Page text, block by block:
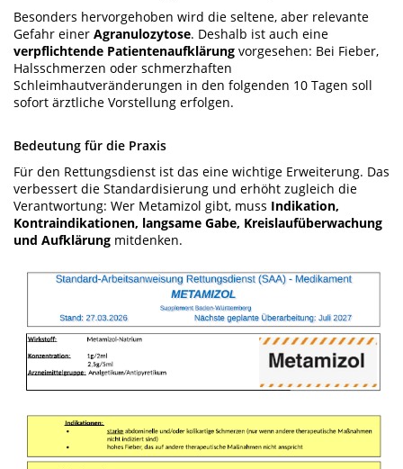
Besonders hervorgehoben wird die seltene, aber relevante
Gefahr einer Agranulozytose. Deshalb ist auch eine
verpflichtende Patientenaufklärung vorgesehen: Bei Fieber,
Halsschmerzen oder schmerzhaften
Schleimhautveränderungen in den folgenden 10 Tagen soll
sofort ärztliche Vorstellung erfolgen.
Bedeutung für die Praxis
Für den Rettungsdienst ist das eine wichtige Erweiterung. Das
verbessert die Standardisierung und erhöht zugleich die
Verantwortung: Wer Metamizol gibt, muss Indikation,
Kontraindikationen, langsame Gabe, Kreislaufüberwachung
und Aufklärung mitdenken.